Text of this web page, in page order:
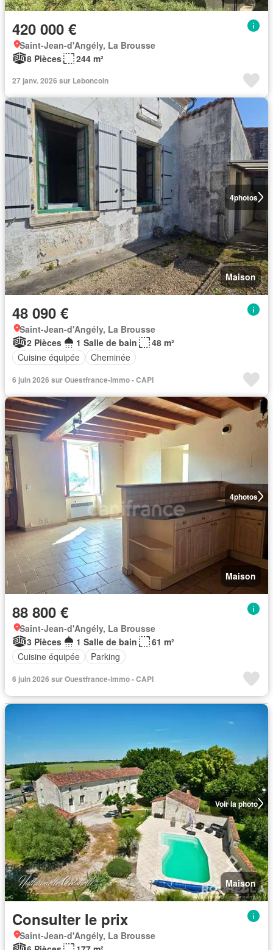
420 000 €
Saint-Jean-d'Angély, La Brousse
8 Pièces
244 m²
27 janv. 2026 sur Leboncoin
4photos
Maison
48 090 €
Saint-Jean-d'Angély, La Brousse
2 Pièces
1 Salle de bain
48 m²
Cuisine équipée
Cheminée
6 juin 2026 sur Ouestfrance-immo - CAPI
4photos
Maison
88 800 €
Saint-Jean-d'Angély, La Brousse
3 Pièces
1 Salle de bain
61 m²
Cuisine équipée
Parking
6 juin 2026 sur Ouestfrance-immo - CAPI
Voir la photo
Maison
Consulter le prix
Saint-Jean-d'Angély, La Brousse